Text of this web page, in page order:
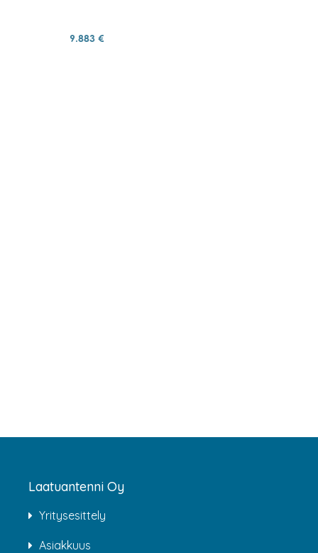
9.883 €
Laatuantenni Oy
Yritysesittely
Asiakkuus